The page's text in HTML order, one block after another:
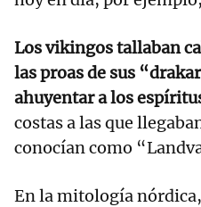
Los vikingos tallaban
las proas de sus
ahuyentar a los
costas a las que
conocían como
En la mitología